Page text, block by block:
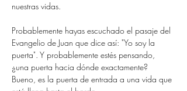
nuestras vidas.
Probablemente hayas escuchado el pasaje del
Evangelio de Juan que dice así: "Yo soy la
puerta". Y probablemente estés pensando,
¿una puerta hacia dónde exactamente?
Bueno, es la puerta de entrada a una vida que